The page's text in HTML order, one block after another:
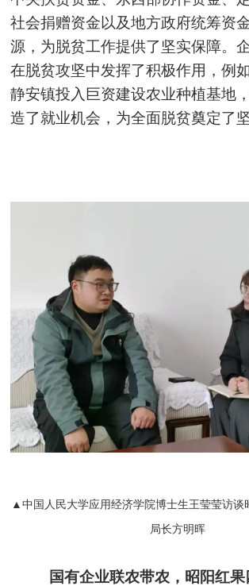
社会捐赠资金以及地方政府统筹资
源，为脱贫工作提供了坚实保障。
在脱贫攻坚中发挥了积极作用，例
静安镇投入巨资建设农业种植基地
造了就业机会，为全面脱贫奠定了
▲中国人民大学应用经济学院博士生王莹莹访谈
局长方明晖
国有企业联农带农，昭阳红